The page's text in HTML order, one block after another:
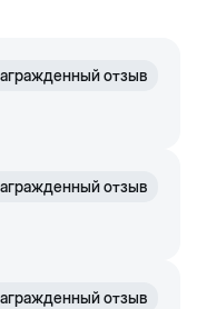
отзыв
отзыв
отзыв